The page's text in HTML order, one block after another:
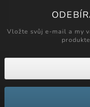
Vložte svůj e-mail a my